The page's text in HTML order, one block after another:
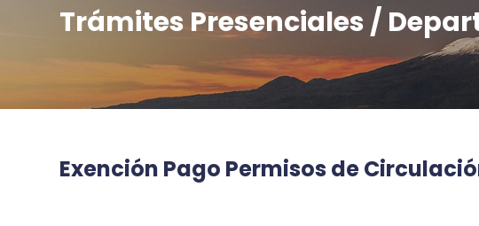
Trámites Presenciales /
Exención Pago Permisos de